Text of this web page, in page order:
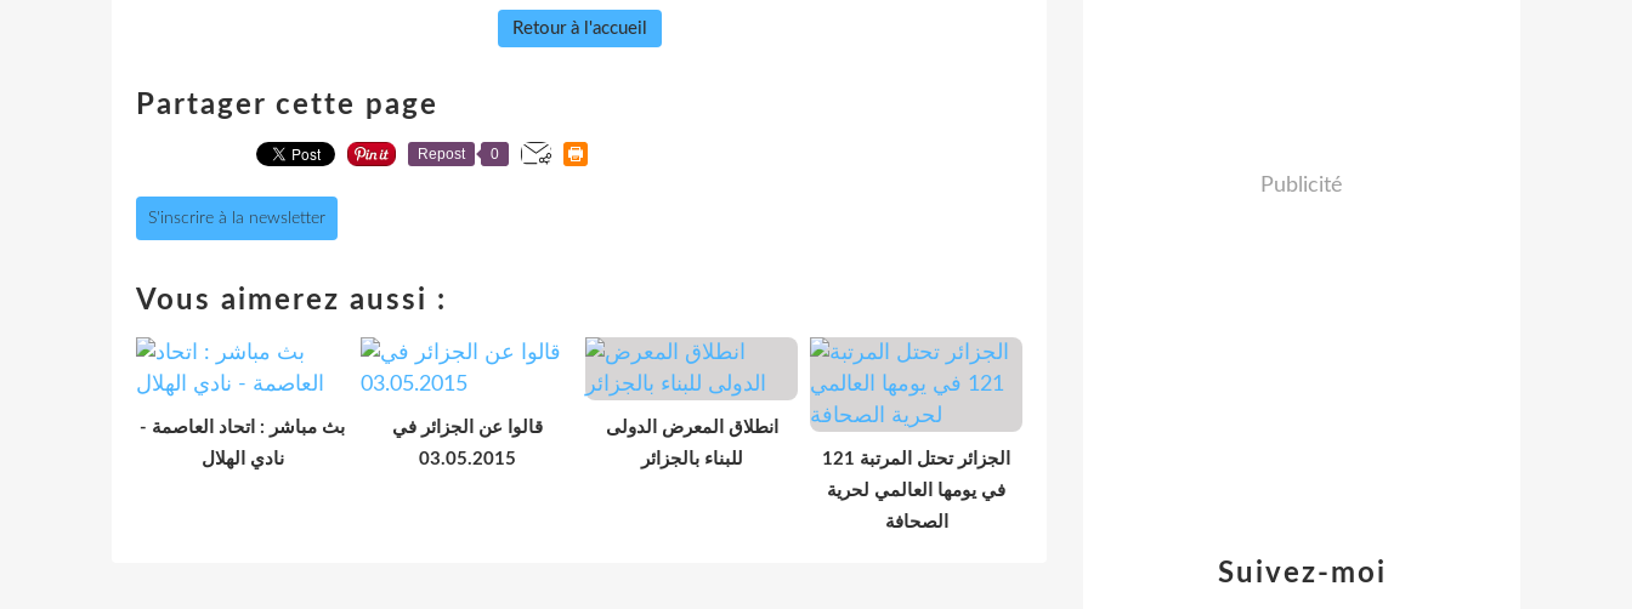
Retour à l'accueil
Partager cette page
Repost 0
S'inscrire à la newsletter
Vous aimerez aussi :
بث مباشر : اتحاد العاصمة -
نادي الهلال
قالوا عن الجزائر في
03.05.2015
انطلاق المعرض الدولى
للبناء بالجزائر
الجزائر تحتل المرتبة 121
في يومها العالمي لحرية
الصحافة
Suivez-moi
Publicité